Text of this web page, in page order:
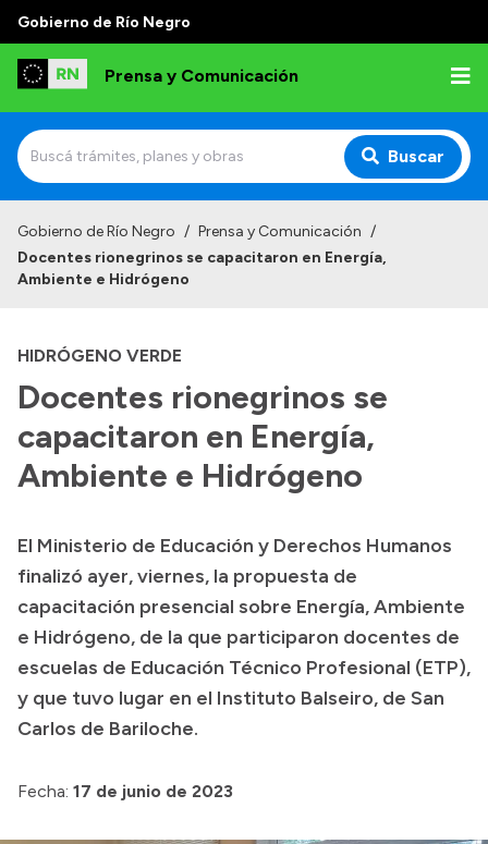
Gobierno de Río Negro
Prensa y Comunicación
Buscar
Institucional
Referentes de prensa
Archivo de noticias
Transparencia
Boletín Oficial
Compras y licitaciones
Consulta de expedientes
Consulta de pago a proveedores
Convocatorias
Intranet
Gobierno de Río Negro / Prensa y Comunicación /
Docentes rionegrinos se capacitaron en Energía,
Ambiente e Hidrógeno
HIDRÓGENO VERDE
Docentes rionegrinos se
capacitaron en Energía,
Ambiente e Hidrógeno
El Ministerio de Educación y Derechos Humanos
finalizó ayer, viernes, la propuesta de
capacitación presencial sobre Energía, Ambiente
e Hidrógeno, de la que participaron docentes de
escuelas de Educación Técnico Profesional (ETP),
y que tuvo lugar en el Instituto Balseiro, de San
Carlos de Bariloche.
Fecha: 17 de junio de 2023